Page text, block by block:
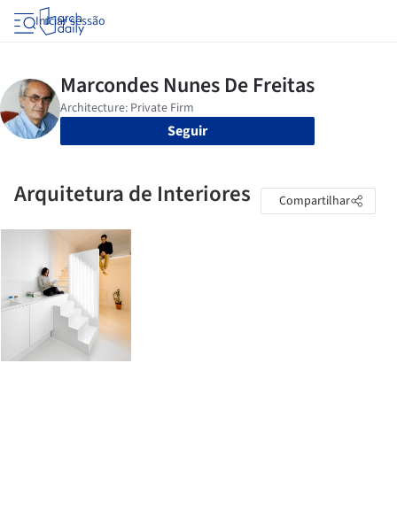
Iniciar sessão
Seguir
Arquitetura de Interiores Compartilhar